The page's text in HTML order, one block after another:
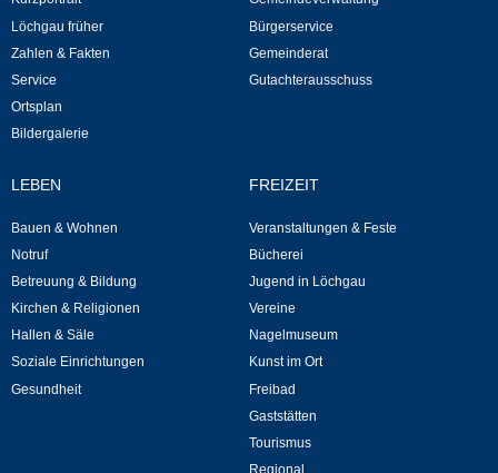
Notruf
Betreuung & Bildung
Kindergärten
Musikschule
Kirchen & Religionen
Evangelische Kirchengemeinde
Löchgau früher
Zahlen & Fakten
Service
Ortsplan
Bildergalerie
Bürgerservice
Gemeinderat
Gutachterausschuss
LEBEN
Bauen & Wohnen
Notruf
Betreuung & Bildung
Kirchen & Religionen
Hallen & Säle
Soziale Einrichtungen
Gesundheit
FREIZEIT
Veranstaltungen & Feste
Bücherei
Jugend in Löchgau
Vereine
Nagelmuseum
Kunst im Ort
Freibad
Gaststätten
Tourismus